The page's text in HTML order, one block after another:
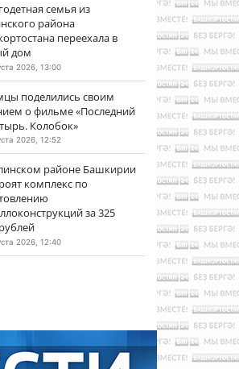
семья из
района
переехала в
дом
2026, 13:00
поделились своим
о фильме «Последний
Колобок»
2026, 12:52
районе Башкирии
комплекс по
за 325
2026, 12:40